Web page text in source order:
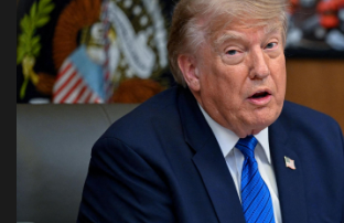
Բավական երկար ժամանակով
հրաժեշտ կտանք +35°C-ից բարձր
ջերմաստիճաններին. Ազիզյան
09 Օգոստոս, 2026 14:32